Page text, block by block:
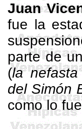
Juan
fue la
parte de
(la
del Simón
como lo